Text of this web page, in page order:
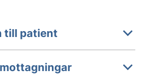
till patient